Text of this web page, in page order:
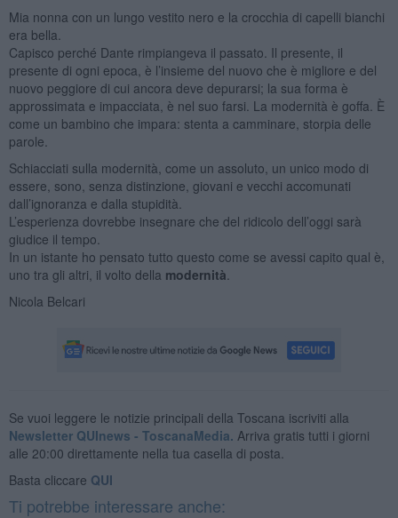
Mia nonna con un lungo vestito nero e la crocchia di capelli bianchi
era bella.
Capisco perché Dante rimpiangeva il passato. Il presente, il
presente di ogni epoca, è l’insieme del nuovo che è migliore e del
nuovo peggiore di cui ancora deve depurarsi; la sua forma è
approssimata e impacciata, è nel suo farsi. La modernità è goffa. È
come un bambino che impara: stenta a camminare, storpia delle
parole.
Schiacciati sulla modernità, come un assoluto, un unico modo di
essere, sono, senza distinzione, giovani e vecchi accomunati
dall’ignoranza e dalla stupidità.
L’esperienza dovrebbe insegnare che del ridicolo dell’oggi sarà
giudice il tempo.
In un istante ho pensato tutto questo come se avessi capito qual è,
uno tra gli altri, il volto della modernità
Nicola Belcari
Se vuoi leggere le notizie principali della Toscana iscriviti alla
Newsletter QUInews - ToscanaMedia. Arriva gratis tutti i giorni
alle 20:00 direttamente nella tua casella di posta.
Basta cliccare QUI
Ti potrebbe interessare anche: